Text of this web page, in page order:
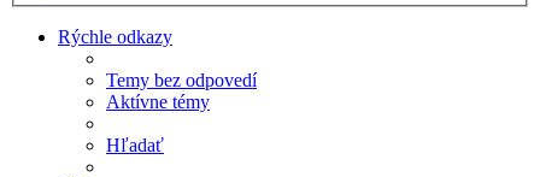
Rýchle odkazy
Temy bez odpovedí
Aktívne témy
Hľadať